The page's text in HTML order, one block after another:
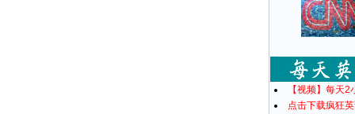
【视频】每天
点击下载疯狂